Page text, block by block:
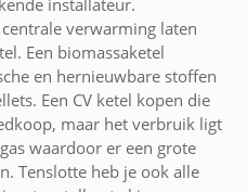
verwarming laten
Een biomassaketel
en hernieuwbare stoffen
Een CV ketel kopen die
maar het verbruik ligt
waardoor er een grote
Tenslotte heb je ook alle